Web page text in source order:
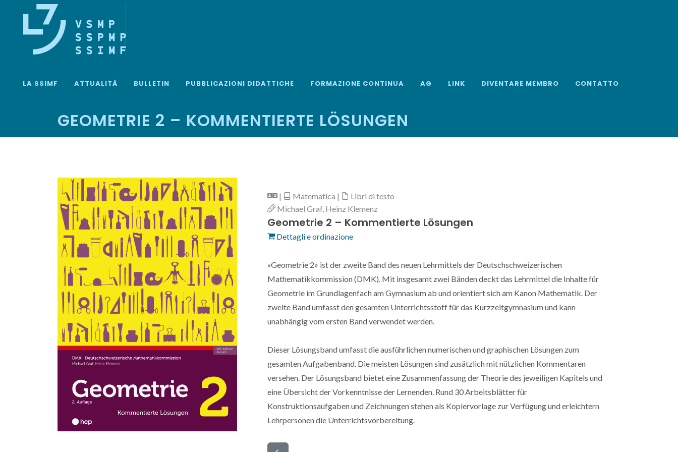
LA SSIMF ATTUALITÀ BULLETIN PUBBLICAZIONI DIDATTICHE FORMAZIONE CONTINUA AG LINK DIVENTARE MEMBRO CONTATTO
GEOMETRIE 2 – KOMMENTIERTE LÖSUNGEN
| Matematica |
Libri di testo
Michael Graf, Heinz Klemenz
Geometrie 2 – Kommentierte Lösungen
Dettagli e ordinazione
«Geometrie 2» ist der zweite Band des neuen Lehrmittels der Deutschschweizerischen
Mathematikkommission (DMK). Mit insgesamt zwei Bänden deckt das Lehrmittel die Inhalte für
Geometrie im Grundlagenfach am Gymnasium ab und orientiert sich am Kanon Mathematik. Der
zweite Band umfasst den gesamten Unterrichtsstoff für das Kurzzeitgymnasium und kann
unabhängig vom ersten Band verwendet werden.
Dieser Lösungsband umfasst die ausführlichen numerischen und graphischen Lösungen zum
gesamten Aufgabenband. Die meisten Lösungen sind zusätzlich mit nützlichen Kommentaren
versehen. Der Lösungsband bietet eine Zusammenfassung der Theorie des jeweiligen Kapitels und
eine Übersicht der Vorkenntnisse der Lernenden. Rund 30 Arbeitsblätter für
Konstruktionsaufgaben und Zeichnungen stehen als Kopiervorlage zur Verfügung und erleichtern
Lehrpersonen die Unterrichtsvorbereitung.